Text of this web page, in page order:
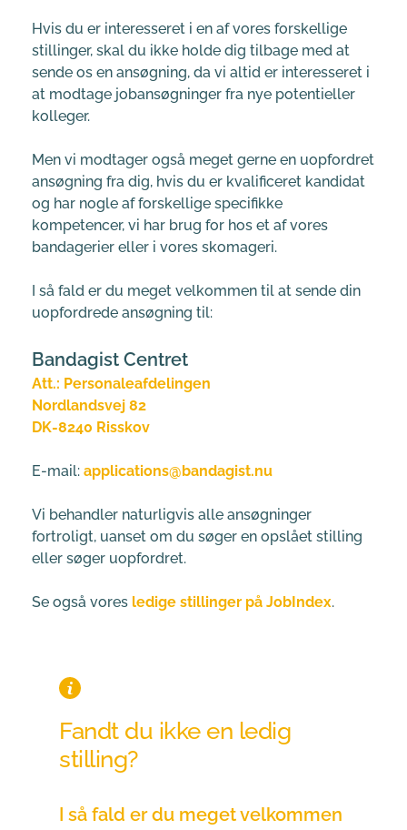
Hvis du er interesseret i en af vores forskellige
stillinger, skal du ikke holde dig tilbage med at
sende os en ansøgning, da vi altid er interesseret i
at modtage jobansøgninger fra nye potentieller
kolleger.
Men vi modtager også meget gerne en uopfordret
ansøgning fra dig, hvis du er kvalificeret kandidat
og har nogle af forskellige specifikke
kompetencer, vi har brug for hos et af vores
bandagerier eller i vores skomageri.
I så fald er du meget velkommen til at sende din
uopfordrede ansøgning til:
Bandagist Centret
Att.: Personaleafdelingen
Nordlandsvej 82
DK-8240 Risskov
E-mail: applications@bandagist.nu
Vi behandler naturligvis alle ansøgninger
fortroligt, uanset om du søger en opslået stilling
eller søger uopfordret.
Se også vores ledige stillinger på JobIndex.
Fandt du ikke en ledig
stilling?
I så fald er du meget velkommen